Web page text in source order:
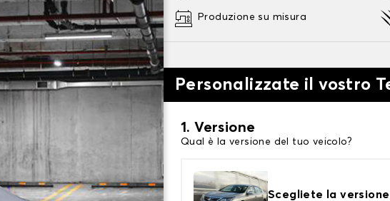
Produzione su misura
Personalizzate il vostro
1. Versione
Qual è la versione del tuo veicolo?
Scegliete la